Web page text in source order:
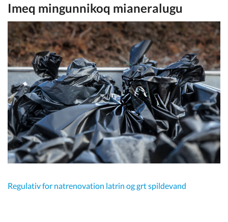
Kommunimi pilersaarut
Kommune pillugu
Imeq mingunnikoq mianeralugu
Regulativ for natrenovation latrin og grt spildevand